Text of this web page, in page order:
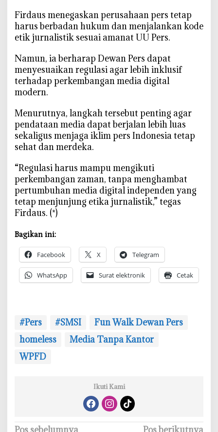
‎Firdaus menegaskan perusahaan pers tetap
harus berbadan hukum dan menjalankan kode
etik jurnalistik sesuai amanat UU Pers.
‎Namun, ia berharap Dewan Pers dapat
menyesuaikan regulasi agar lebih inklusif
terhadap perkembangan media digital
modern.
‎Menurutnya, langkah tersebut penting agar
pendataan media dapat berjalan lebih luas
sekaligus menjaga iklim pers Indonesia tetap
sehat dan merdeka.
‎“Regulasi harus mampu mengikuti
perkembangan zaman, tanpa menghambat
pertumbuhan media digital independen yang
tetap menjunjung etika jurnalistik,” tegas
Firdaus. (*)
Bagikan ini:
Facebook X Telegram
WhatsApp Surat elektronik Cetak
#Pers #SMSI
Fun Walk Dewan Pers
homeless
Media Tanpa Kantor
WPFD
Ikuti Kami